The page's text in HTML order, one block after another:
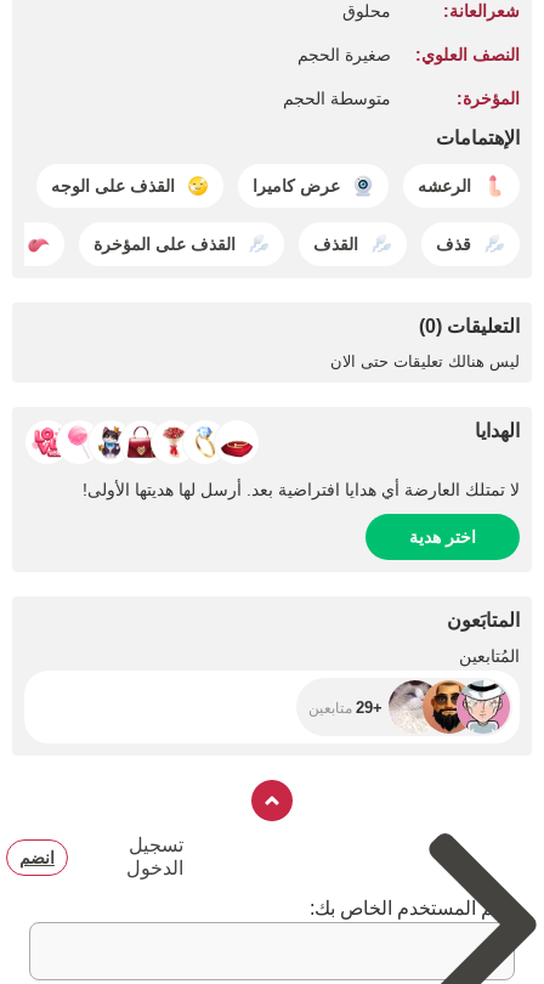
شعرالعانة: محلوق
النصف العلوي: صغيرة الحجم
المؤخرة: متوسطة الحجم
الإهتمامات
الرعشه عرض كاميرا القذف على الوجه
قذف القذف القذف على المؤخرة
التعليقات (0)
ليس هنالك تعليقات حتى الان
الهدايا
لا تمتلك العارضة أي هدايا افتراضية بعد. أرسل لها هديتها الأولى!
اختر هدية
المتابَعون
المُتابعين
+29 متابعين
تسجيل
الدخول
انضم
اسم المستخدم الخاص بك: